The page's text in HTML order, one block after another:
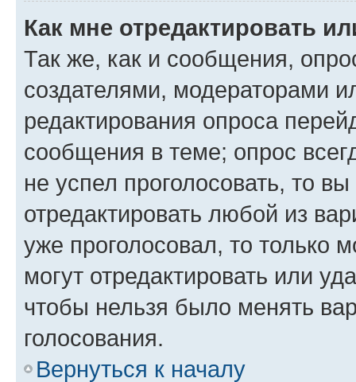
Как мне отредактировать
Так же, как и сообщения,
создателями, модераторами
редактирования опроса
сообщения в теме; опрос
не успел проголосовать, то
отредактировать любой из
уже проголосовал, то только
могут отредактировать или
чтобы нельзя было менять
голосования.
Вернуться к началу